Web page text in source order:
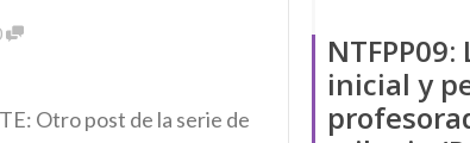
Otro post de la serie de
inicial y